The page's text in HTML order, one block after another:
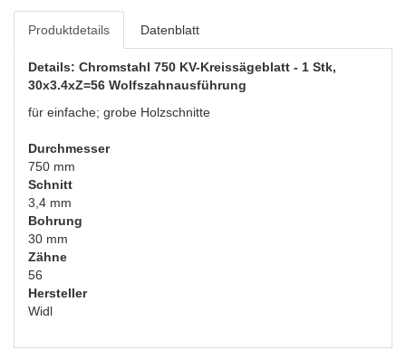
Produktdetails Datenblatt
Details: Chromstahl 750 KV-Kreissägeblatt - 1 Stk,
30x3.4xZ=56 Wolfszahnausführung
für einfache; grobe Holzschnitte
Durchmesser
750 mm
Schnitt
3,4 mm
Bohrung
30 mm
Zähne
56
Hersteller
Widl